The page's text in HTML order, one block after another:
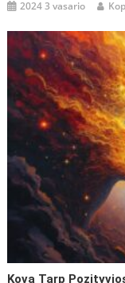
2024 3 vasario
Kova Tarp